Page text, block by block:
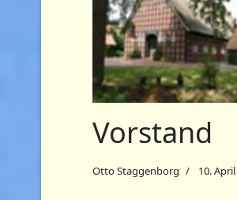
Vorstand
Otto Staggenborg 10.